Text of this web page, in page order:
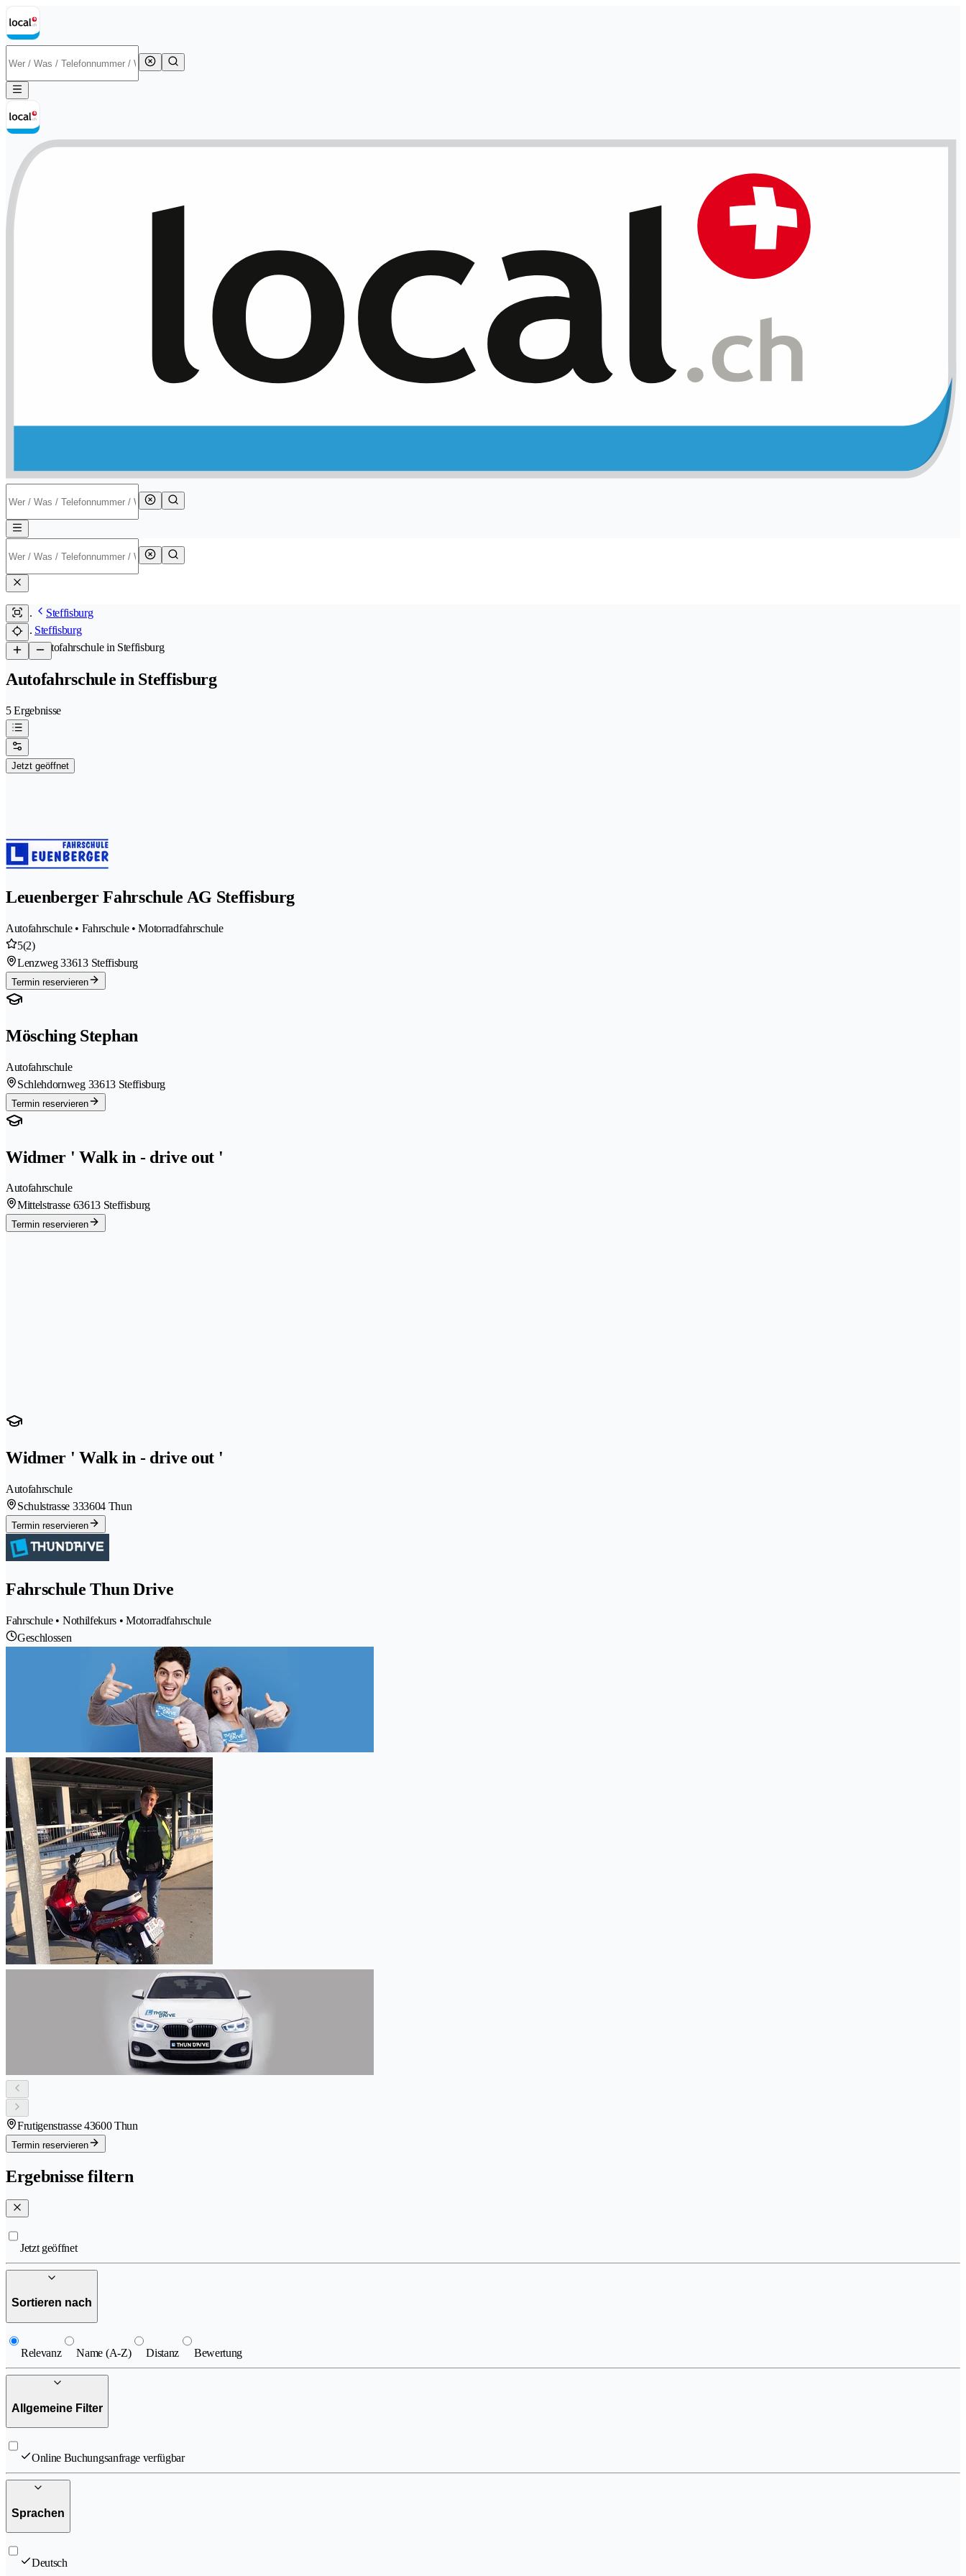
Steffisburg
Steffisburg
/Autofahrschule in Steffisburg
Autofahrschule in Steffisburg
5 Ergebnisse
Jetzt geöffnet
Leuenberger Fahrschule AG Steffisburg
Autofahrschule • Fahrschule • Motorradfahrschule
5(2)
Lenzweg 33613 Steffisburg
Termin reservieren
Mösching Stephan
Autofahrschule
Schlehdornweg 33613 Steffisburg
Termin reservieren
Widmer ' Walk in - drive out '
Autofahrschule
Mittelstrasse 63613 Steffisburg
Termin reservieren
Widmer ' Walk in - drive out '
Autofahrschule
Schulstrasse 333604 Thun
Termin reservieren
Fahrschule Thun Drive
Fahrschule • Nothilfekurs • Motorradfahrschule
Geschlossen
Frutigenstrasse 43600 Thun
Termin reservieren
Ergebnisse filtern
Jetzt geöffnet
Sortieren nach
Relevanz Name (A-Z) Distanz Bewertung
Allgemeine Filter
Online Buchungsanfrage verfügbar
Sprachen
Deutsch